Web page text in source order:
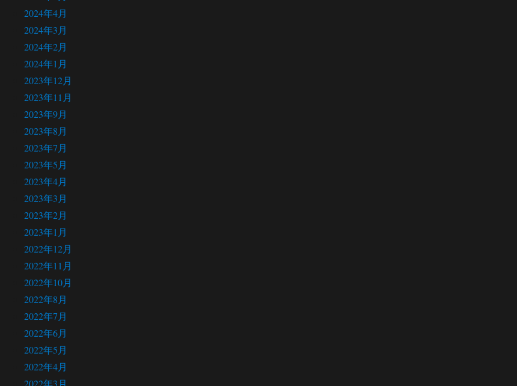
2024年4月
2024年3月
2024年2月
2024年1月
2023年12月
2023年11月
2023年9月
2023年8月
2023年7月
2023年5月
2023年4月
2023年3月
2023年2月
2023年1月
2022年12月
2022年11月
2022年10月
2022年8月
2022年7月
2022年6月
2022年5月
2022年4月
2022年3月